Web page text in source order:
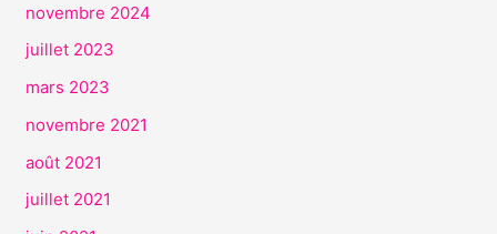
novembre 2024
juillet 2023
mars 2023
novembre 2021
août 2021
juillet 2021